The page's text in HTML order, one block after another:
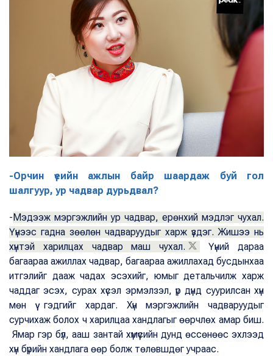
-Орчин үеийн ажлын байр шаардаж буй гол
шалгуур, ур чадвар дурьдвал?
-Мэдээж мэргэжлийн ур чадвар, ерөнхий мэдлэг чухал.
Үүнээс гадна зөөлөн чадваруудыг харж үздэг. Жишээ нь
хүнтэй харилцах чадвар маш чухал.
Үүний дараа
багаараа ажиллах чадвар, багаараа ажиллахад бусдынхаа
итгэлийг дааж чадах эсэхийг, юмыг детальчилж харж
чаддаг эсэх, сурах хүсэл эрмэлзэл, үр дүнд суурилсан хүн
мөн үү гэдгийг хардаг. Хүн мэргэжлийн чадваруудыг
сурчихаж болох ч харилцаа хандлагыг өөрчлөх амар биш.
Ямар гэр бүл, ааш зантай хүмүүсийн дунд өссөнөөс эхлээд
хүн бүрийн хандлага өөр болж төлөвшдөг учраас.